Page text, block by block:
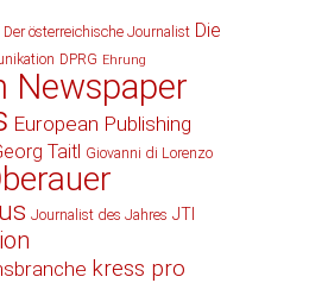
Der österreichische Journalist Die
DPRG Ehrung
Newspaper
European Publishing
Taitl Giovanni di Lorenzo
Journalist des Jahres JTI
kress pro